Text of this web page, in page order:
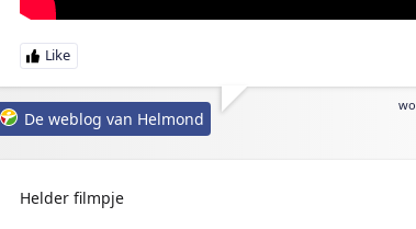
De weblog van Helmond
Helder filmpje